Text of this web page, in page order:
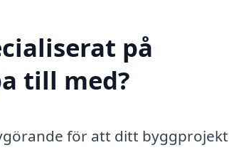
på
till med?
för att ditt